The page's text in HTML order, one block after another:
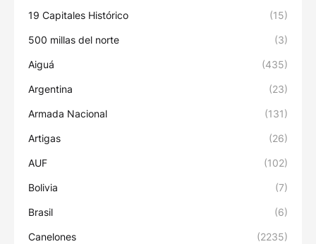
19 Capitales Histórico (15)
500 millas del norte (3)
Aiguá (435)
Argentina (23)
Armada Nacional (131)
Artigas (26)
AUF (102)
Bolivia (7)
Brasil (6)
Canelones (2235)